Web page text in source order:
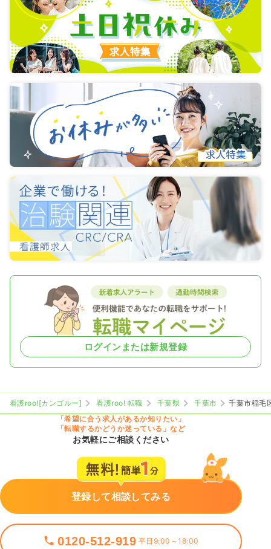
ログインまたは新規登録
看護roo![カンゴルー] 看護roo! 転職 千葉県 千葉市
千葉市稲毛
「希望に合う求人があるか知りたい」
「転職するかどうか迷っている」など
お気軽にご相談ください
登録して相談してみる
0120-512-919 平日9:00～18:00